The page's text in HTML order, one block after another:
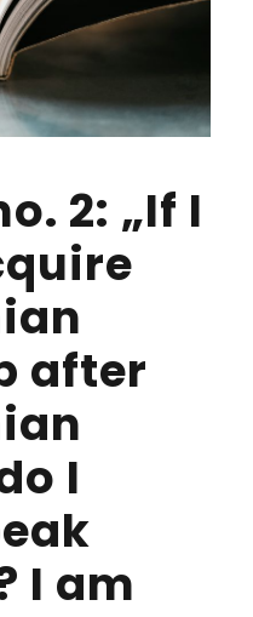
2: „If I
after
I
I am